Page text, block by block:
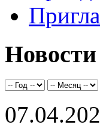
Новости